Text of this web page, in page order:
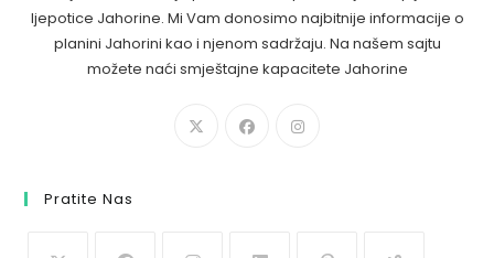
ljepotice Jahorine. Mi Vam donosimo najbitnije informacije o
planini Jahorini kao i njenom sadržaju. Na našem sajtu
možete naći smještajne kapacitete Jahorine
Pratite Nas